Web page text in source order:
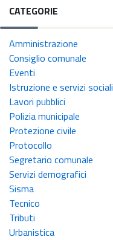
CATEGORIE
Amministrazione
Consiglio comunale
Eventi
Istruzione e servizi sociali
Lavori pubblici
Polizia municipale
Protezione civile
Protocollo
Segretario comunale
Servizi demografici
Sisma
Tecnico
Tributi
Urbanistica